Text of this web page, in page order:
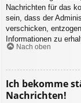
Nachrichten für das
sein, dass der
verschicken,
Informationen zu
Nach oben
Ich bekomme
Nachrichten!